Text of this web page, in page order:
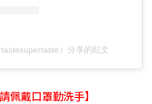
）分享的貼文
佩戴口罩勤洗手】